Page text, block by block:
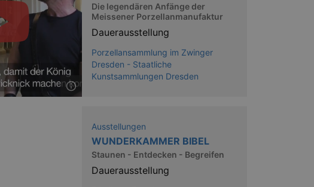
Die legendären Anfänge der
Meissener Porzellanmanufaktur
Dauerausstellung
Porzellansammlung im Zwinger
Dresden - Staatliche
Kunstsammlungen Dresden
Ausstellungen
WUNDERKAMMER BIBEL
Staunen - Entdecken - Begreifen
Dauerausstellung